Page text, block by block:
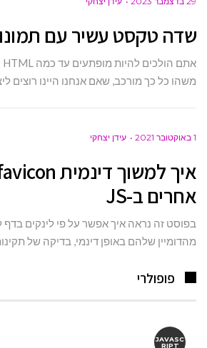
שדה טקסט עשיר עם
משהו כל כך מורכב, שאם אנחנו היינו רוצים
1 באוקטובר 2021 עידן יצחקי
אחרים ב-JS
מהדומיין שלהם באופן דינמי, בדיקה של
פופולרי
JAVASC
RIPT